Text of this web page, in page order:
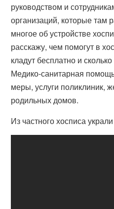
руководством и
организаций, которые там
многое об устройстве
расскажу, чем помогут в
кладут бесплатно и
Медико-санитарная
меры, услуги поликлиник,
родильных домов.
Из частного хосписа